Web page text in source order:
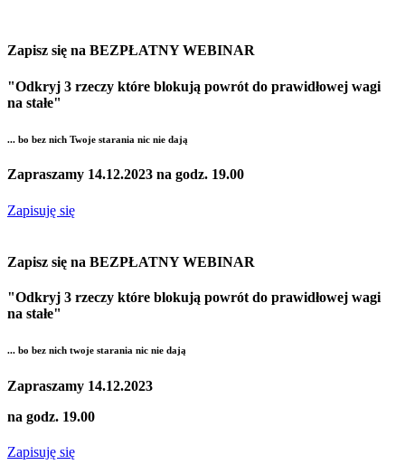
Zapisz się na BEZPŁATNY WEBINAR
"Odkryj 3 rzeczy które blokują powrót do prawidłowej wagi
na stałe"
... bo bez nich Twoje starania nic nie dają
Zapraszamy 14.12.2023 na godz. 19.00
Zapisuję się
Zapisz się na BEZPŁATNY WEBINAR
"Odkryj 3 rzeczy które blokują powrót do prawidłowej wagi
na stałe"
... bo bez nich twoje starania nic nie dają
Zapraszamy 14.12.2023
na godz. 19.00
Zapisuję się